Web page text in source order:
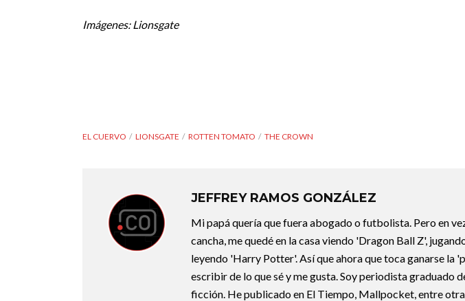
Imágenes: Lionsgate
EL CUERVO LIONSGATE ROTTEN TOMATO THE CROWN
JEFFREY RAMOS GONZÁLEZ
Mi papá quería que fuera abogado o futbolista. Pero en
cancha, me quedé en la casa viendo 'Dragon Ball Z',
leyendo 'Harry Potter'. Así que ahora que toca ganarse la
escribir de lo que sé y me gusta. Soy periodista graduado
ficción. He publicado en El Tiempo, Mallpocket, entre